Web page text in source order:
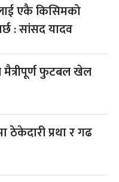
एकै किसिमको
: सांसद यादव
मैत्रीपूर्ण फुटबल खेल
प्रथा र गढ